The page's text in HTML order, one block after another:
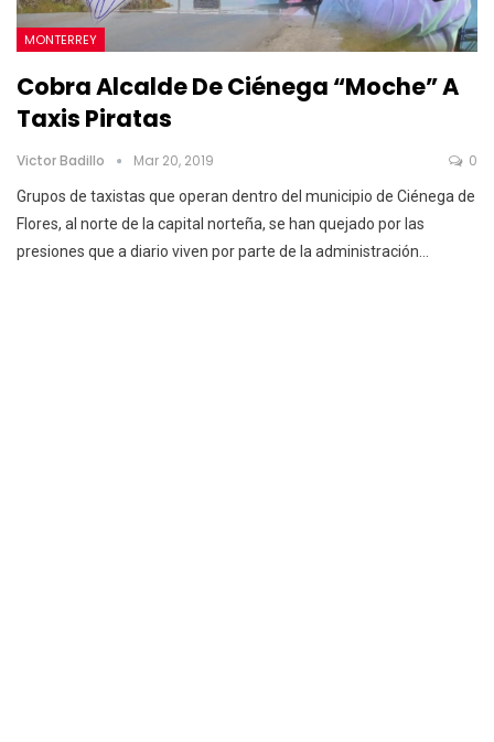
MONTERREY
Cobra Alcalde De Ciénega “moche” A
Taxis Piratas
Victor Badillo Mar 20, 2019 0
Grupos de taxistas que operan dentro del municipio de Ciénega de
Flores, al norte de la capital norteña, se han quejado por las
presiones que a diario viven por parte de la administración…